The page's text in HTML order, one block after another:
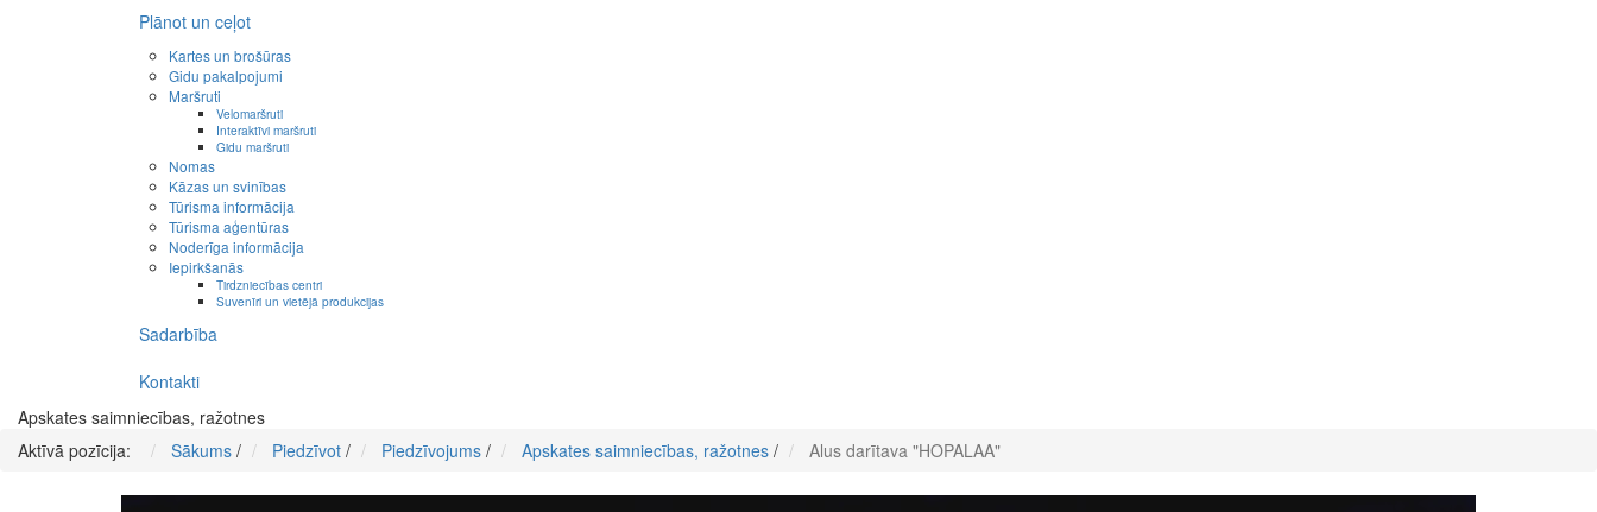
Plānot un ceļot
Kartes un brošūras
Gidu pakalpojumi
Maršruti
Velomaršruti
Interaktīvi maršruti
Gidu maršruti
Nomas
Kāzas un svinības
Tūrisma informācija
Tūrisma aģentūras
Noderīga informācija
Iepirkšanās
Tirdzniecības centri
Suvenīri un vietējā produkcijas
Sadarbība
Kontakti
Apskates saimniecības, ražotnes
Aktīvā pozīcija:
Sākums / Piedzīvot / Piedzīvojums / Apskates saimniecības, ražotnes / Alus darītava "HOPALAA"